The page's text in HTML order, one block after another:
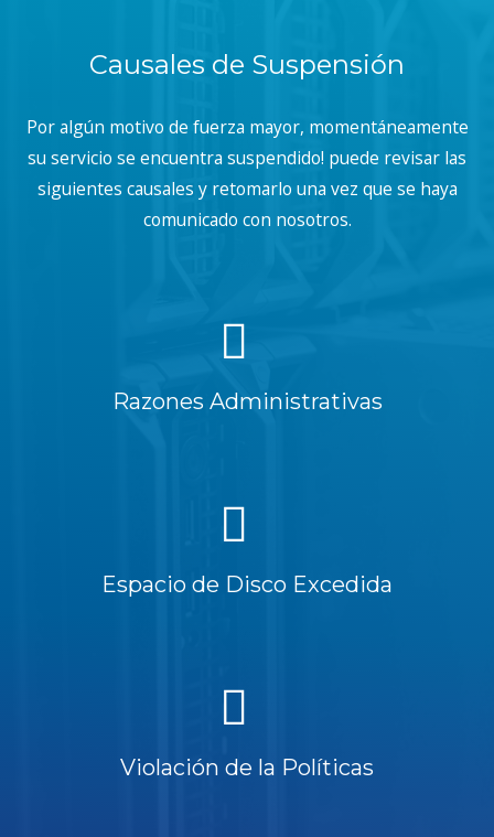
Causales de Suspensión
Por algún motivo de fuerza mayor, momentáneamente
su servicio se encuentra suspendido! puede revisar las
siguientes causales y retomarlo una vez que se haya
comunicado con nosotros.
Razones Administrativas
Espacio de Disco Excedida
Violación de la Políticas